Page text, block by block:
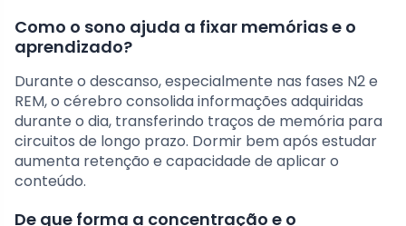
Como o sono ajuda a fixar memórias e o
aprendizado?
Durante o descanso, especialmente nas fases N2 e
REM, o cérebro consolida informações adquiridas
durante o dia, transferindo traços de memória para
circuitos de longo prazo. Dormir bem após estudar
aumenta retenção e capacidade de aplicar o
conteúdo.
De que forma a concentração e o